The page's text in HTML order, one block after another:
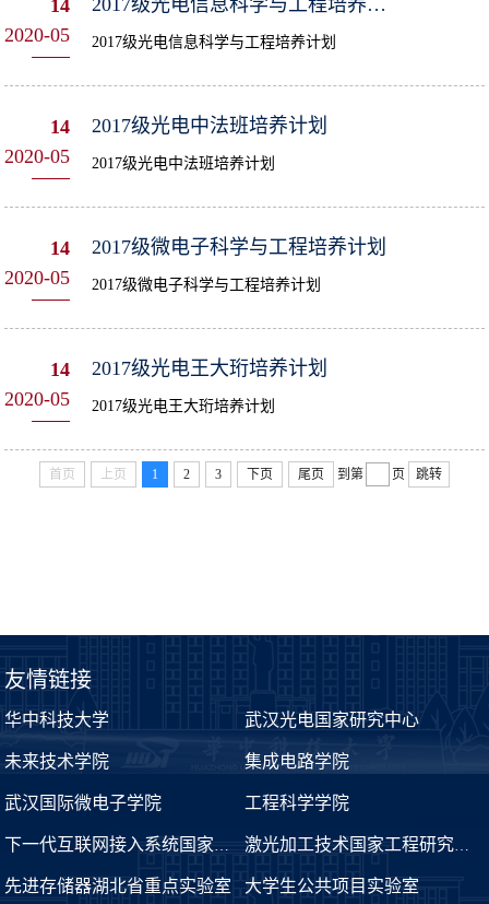
14
2020-05
2017级光电信息科学与工程培养计划
2017级光电信息科学与工程培养计划
14
2020-05
2017级光电中法班培养计划
2017级光电中法班培养计划
14
2020-05
​2017级微电子科学与工程培养计划
2017级微电子科学与工程培养计划
14
2020-05
2017级光电王大珩培养计划
2017级光电王大珩培养计划
首页 上页 1 2 3 下页 尾页 到第 页 跳转
友情链接
华中科技大学 武汉光电国家研究中心
未来技术学院 集成电路学院
武汉国际微电子学院 工程科学学院
下一代互联网接入系统国家工程实验室 激光加工技术国家工程研究中心
先进存储器湖北省重点实验室 大学生公共项目实验室